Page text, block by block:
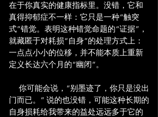
在于你真实的健康指标里。没错，它和
真得抑郁症不一样：它只是一种“触突
式”错觉。表明这种错觉命题的“证据”，
就藏匿于对耗损“自身”的处理方式上：
一点点小小的位移，并不能本质上重新
定义长达六个月的“幽闭”。
门而已。” 说的也没错，可能这种长期的
自身损耗给我带来的益处远远多于它的